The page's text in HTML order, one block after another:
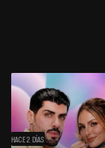
HACE 2 DÍAS